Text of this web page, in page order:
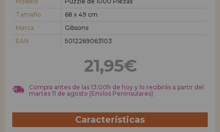
Tamaño
68 x 49 cm
Marca
Gibsons
EAN
5012269063103
21,95€
Compra antes de las 13:00h de hoy y lo recibirás a partir del
martes 11 de agosto (Envíos Peninsulares)
Características